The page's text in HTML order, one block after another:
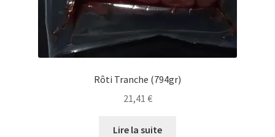
Rôti Tranche (794gr)
21,41 €
Lire la suite